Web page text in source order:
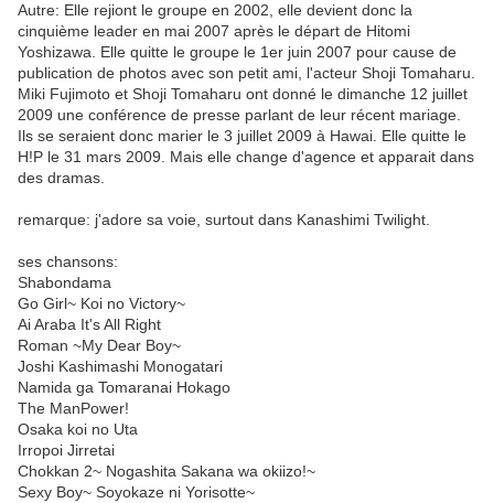
Autre: Elle rejiont le groupe en 2002, elle devient donc la
cinquième leader en mai 2007 après le départ de Hitomi
Yoshizawa. Elle quitte le groupe le 1er juin 2007 pour cause de
publication de photos avec son petit ami, l'acteur Shoji Tomaharu.
Miki Fujimoto et Shoji Tomaharu ont donné le dimanche 12 juillet
2009 une conférence de presse parlant de leur récent mariage.
Ils se seraient donc marier le 3 juillet 2009 à Hawai. Elle quitte le
H!P le 31 mars 2009. Mais elle change d'agence et apparait dans
des dramas.
remarque: j'adore sa voie, surtout dans Kanashimi Twilight.
ses chansons:
Shabondama
Go Girl~ Koi no Victory~
Ai Araba It's All Right
Roman ~My Dear Boy~
Joshi Kashimashi Monogatari
Namida ga Tomaranai Hokago
The ManPower!
Osaka koi no Uta
Irropoi Jirretai
Chokkan 2~ Nogashita Sakana wa okiizo!~
Sexy Boy~ Soyokaze ni Yorisotte~